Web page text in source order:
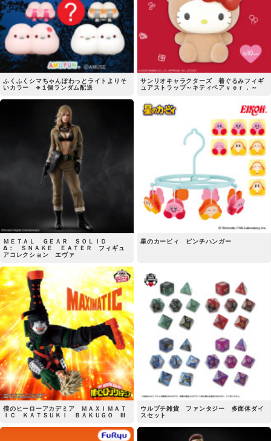
ふくふくシマちゃんぽわっとライトよりそ
いカラー ※１個ランダム配送
サンリオキャラクターズ 着ぐるみフィギ
ュアストラップ～キティベアｖｅｒ．～
ＭＥＴＡＬ ＧＥＡＲ ＳＯＬＩＤ
Δ： ＳＮＡＫＥ ＥＡＴＥＲ フィギュ
アコレクション エヴァ
星のカービィ ピンチハンガー
僕のヒーローアカデミア ＭＡＸＩＭＡＴ
ＩＣ ＫＡＴＳＵＫＩ ＢＡＫＵＧＯ Ⅲ
ウルプチ雑貨 ファンタジー 多面体ダイ
スセット